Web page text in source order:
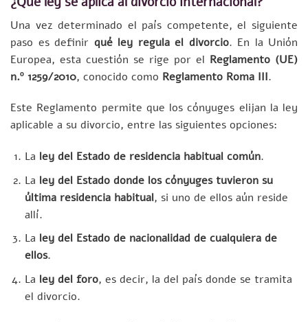
Una vez determinado el país competente, el siguiente
paso es definir qué ley regula el divorcio. En la Unión
Europea, esta cuestión se rige por el Reglamento (UE)
n.º 1259/2010, conocido como Reglamento Roma III.
Este Reglamento permite que los cónyuges elijan la ley
aplicable a su divorcio, entre las siguientes opciones:
La ley del Estado de residencia habitual común.
La ley del Estado donde los cónyuges tuvieron su
última residencia habitual, si uno de ellos aún reside
allí.
La ley del Estado de nacionalidad de cualquiera de
ellos.
La ley del foro, es decir, la del país donde se tramita
el divorcio.